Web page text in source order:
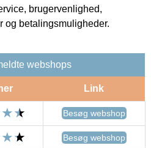
brugervenlighed,
og betalingsmuligheder.
webshops
Link
Besøg webshop
Besøg webshop